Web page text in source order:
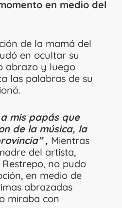
en medio del
de la mamá del
en ocultar su
abrazo y luego
las palabras de su
mis papás que
de la música, la
, Mientras
del artista,
no pudo
en medio de
abrazadas
miraba con